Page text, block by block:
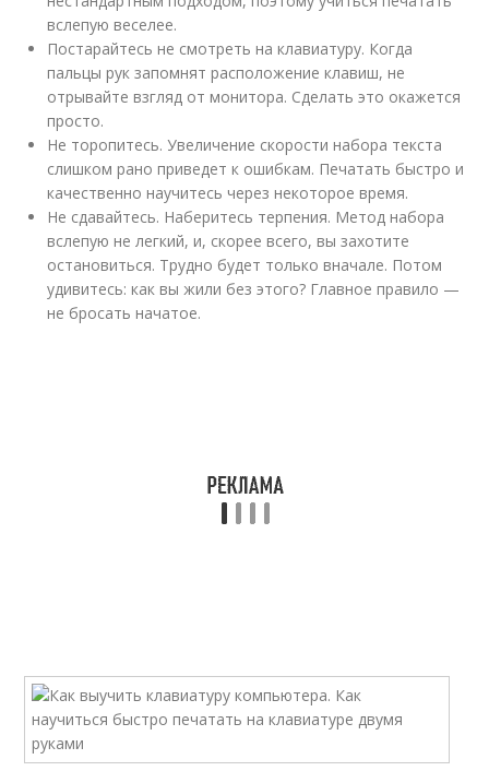
вслепую веселее.
Постарайтесь не смотреть на клавиатуру. Когда
пальцы рук запомнят расположение клавиш, не
отрывайте взгляд от монитора. Сделать это окажется
просто.
Не торопитесь. Увеличение скорости набора текста
слишком рано приведет к ошибкам. Печатать быстро и
качественно научитесь через некоторое время.
Не сдавайтесь. Наберитесь терпения. Метод набора
вслепую не легкий, и, скорее всего, вы захотите
остановиться. Трудно будет только вначале. Потом
удивитесь: как вы жили без этого? Главное правило —
не бросать начатое.